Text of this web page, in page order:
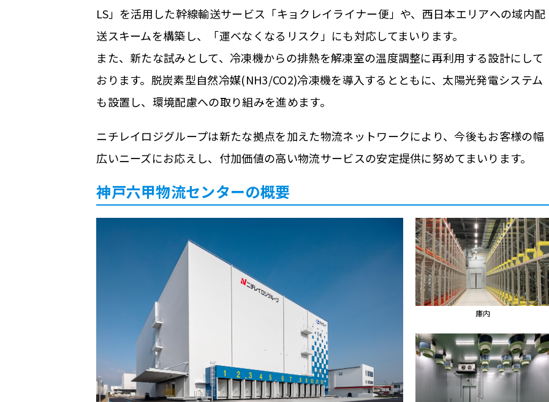
LS」を活用した幹線輸送サービス「キョクレイライナー便」や、西日本エリアへの域内配
送スキームを構築し、「運べなくなるリスク」にも対応してまいります。
また、新たな試みとして、冷凍機からの排熱を解凍室の温度調整に再利用する設計にして
おります。脱炭素型自然冷媒(NH3/CO2)冷凍機を導入するとともに、太陽光発電システム
も設置し、環境配慮への取り組みを進めます。
ニチレイロジグループは新たな拠点を加えた物流ネットワークにより、今後もお客様の幅
広いニーズにお応えし、付加価値の高い物流サービスの安定提供に努めてまいります。
神戸六甲物流センターの概要
庫内